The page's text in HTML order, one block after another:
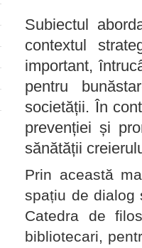
Subiectul
contextul
important,
pentru
societății. În
prevenției și
sănătății
Prin această
spațiu de dialog
Catedra de
bibliotecari,